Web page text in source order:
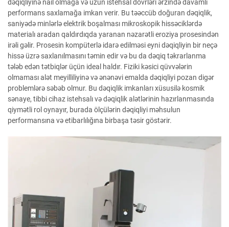
dəqiqliyinə nail olmağa və uzun istehsal dövrləri ərzində davamlı
performans saxlamağa imkan verir. Bu təəccüb doğuran dəqiqlik,
saniyədə minlərlə elektrik boşalması mikroskopik hissəciklərdə
materialı aradan qaldırdıqda yaranan nəzarətli eroziya prosesindən
irəli gəlir. Prosesin kompüterlə idarə edilməsi eyni dəqiqliyin bir neçə
hissə üzrə saxlanılmasını təmin edir və bu da dəqiq təkrarlanma
tələb edən tətbiqlər üçün ideal haldır. Fiziki kəsici qüvvələrin
olmaması alət meyilliliyinə və ənənəvi emalda dəqiqliyi pozan digər
problemlərə səbəb olmur. Bu dəqiqlik imkanları xüsusilə kosmik
sənaye, tibbi cihaz istehsalı və dəqiqlik alətlərinin hazırlanmasında
qiymətli rol oynayır, burada ölçülərin dəqiqliyi məhsulun
performansına və etibarlılığına birbaşa təsir göstərir.